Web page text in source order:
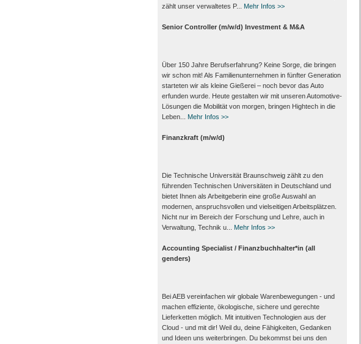
zählt unser verwaltetes P...
Mehr Infos >>
Senior Controller (m/w/d) Investment & M&A
Über 150 Jahre Berufserfahrung? Keine Sorge, die bringen
wir schon mit! Als Familienunternehmen in fünfter Generation
starteten wir als kleine Gießerei – noch bevor das Auto
erfunden wurde. Heute gestalten wir mit unseren Automotive-
Lösungen die Mobilität von morgen, bringen Hightech in die
Leben...
Mehr Infos >>
Finanzkraft (m/w/d)
Die Technische Universität Braunschweig zählt zu den
führenden Technischen Universitäten in Deutschland und
bietet Ihnen als Arbeit­geberin eine große Auswahl an
modernen, anspruchsvollen und vielseitigen Arbeits­plätzen.
Nicht nur im Bereich der Forschung und Lehre, auch in
Verwaltung, Technik u...
Mehr Infos >>
Accounting Specialist / Finanzbuchhalter*in (all
genders)
Bei AEB vereinfachen wir globale Warenbewegungen - und
machen effiziente, ökologische, sichere und gerechte
Lieferketten möglich. Mit intuitiven Technologien aus der
Cloud - und mit dir! Weil du, deine Fähigkeiten, Gedanken
und Ideen uns weiterbringen. Du bekommst bei uns den